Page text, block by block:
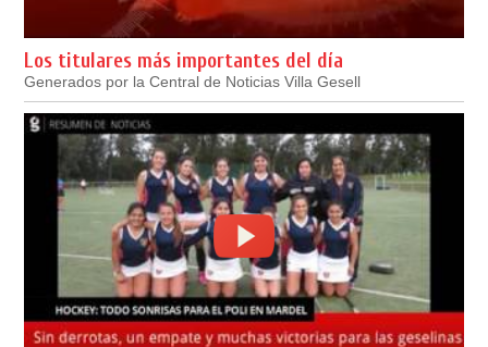
Los titulares más importantes del día
Generados por la Central de Noticias Villa Gesell